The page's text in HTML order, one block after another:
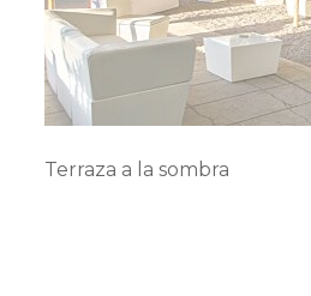
Terraza a la sombra